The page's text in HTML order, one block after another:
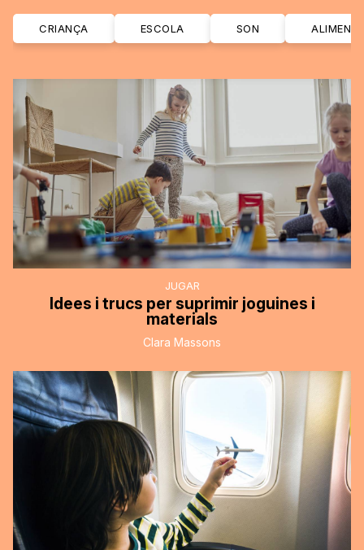
CRIANÇA ESCOLA SON
JUGAR
Idees i trucs per suprimir joguines i
materials
Clara Massons